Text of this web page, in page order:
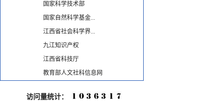
国家科学技术部
国家自然科学基金...
江西省社会科学界...
九江知识产权
江西省科技厅
教育部人文社科信息网
访问量统计：